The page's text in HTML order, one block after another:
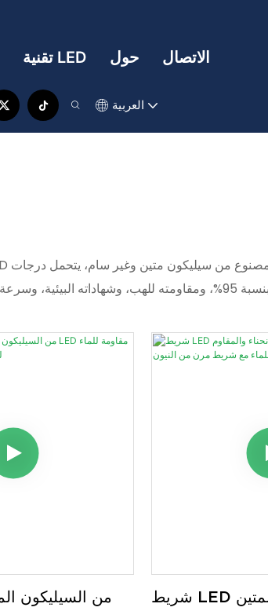
تقنية LED حول الاتصال
العربية
شريط LED من السيليكون المتين